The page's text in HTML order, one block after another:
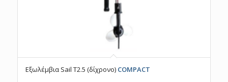
Εξωλέμβια Sail T2.5 (δίχρονο) COMPACT